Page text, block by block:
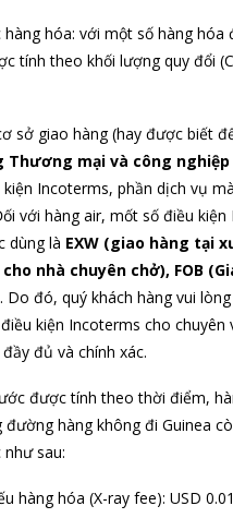
hàng hóa: với một số hàng hóa
tính theo khối lượng quy đổi
sở giao hàng (hay được biết
Thương mại và công nghiệp
Incoterms, phần dịch vụ
với hàng air, mốt số điều kiện
dùng là EXW (giao hàng tại
nhà chuyên chở), FOB
. Do đó, quý khách hàng vui
kiện Incoterms cho chuyên
đủ và chính xác.
được tính theo thời điểm,
đường hàng không đi Guinea
như sau:
hàng hóa (X-ray fee): USD